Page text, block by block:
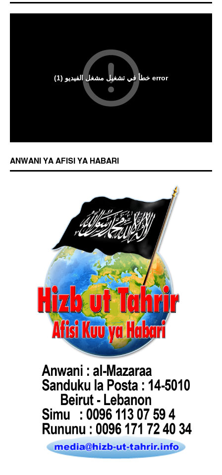
ANWANI YA AFISI YA HABARI